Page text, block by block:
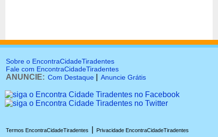
Sobre o EncontraCidadeTiradentes
Fale com EncontraCidadeTiradentes
ANUNCIE: Com Destaque Anuncie Grátis
Termos EncontraCidadeTiradentes Privacidade EncontraCidadeTiradentes